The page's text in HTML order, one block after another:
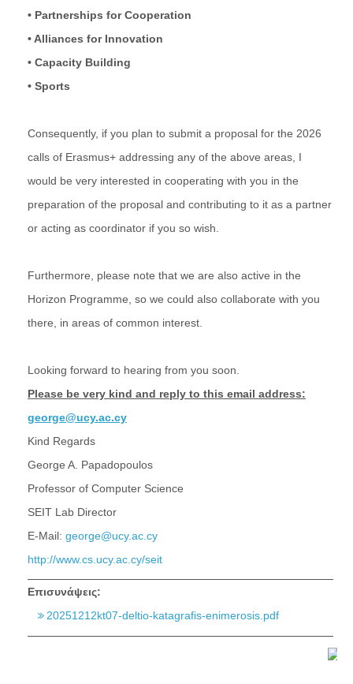
• Partnerships for Cooperation
• Alliances for Innovation
• Capacity Building
• Sports
Consequently, if you plan to submit a proposal for the 2026
calls of Erasmus+ addressing any of the above areas, I
would be very interested in cooperating with you in the
preparation of the proposal and contributing to it as a partner
or acting as coordinator if you so wish.
Furthermore, please note that we are also active in the
Horizon Programme, so we could also collaborate with you
there, in areas of common interest.
Looking forward to hearing from you soon.
Please be very kind and reply to this email address:
george@ucy.ac.cy
Kind Regards
George A. Papadopoulos
Professor of Computer Science
SEIT Lab Director
E-Mail: george@ucy.ac.cy
http://www.cs.ucy.ac.cy/seit
Επισυνάψεις:
20251212kt07-deltio-katagrafis-enimerosis.pdf